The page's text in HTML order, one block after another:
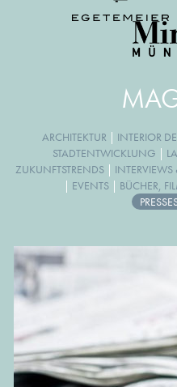
ARCHITEKTUR | INTERIOR
STADTENTWICKLUNG |
ZUKUNFTSTRENDS | INTERVIEWS
| EVENTS | BÜCHER,